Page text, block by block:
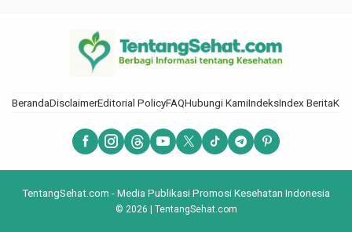
BerandaDisclaimerEditorial PolicyFAQHubungi KamiIndeksIndex Berita
TentangSehat.com - Media Publikasi Promosi Kesehatan Indonesia
© 2026 | TentangSehat.com